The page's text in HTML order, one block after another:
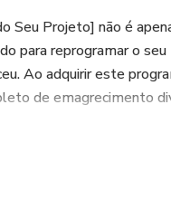
Seu Projeto] não é
para reprogramar o
Ao adquirir este
de emagrecimento